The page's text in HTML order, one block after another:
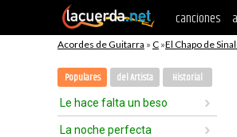
canciones
Acordes de Guitarra » C »El Chapo de
Populares del Artista Historial
Le hace falta un beso
La noche perfecta